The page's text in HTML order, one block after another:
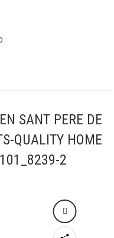
SANT PERE DE
QUALITY HOME
2